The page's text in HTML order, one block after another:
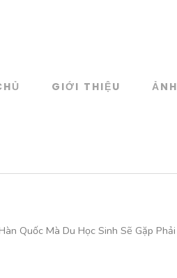
GIỚI THIỆU ẢNH
Quốc Mà Du Học Sinh Sẽ Gặp Phải